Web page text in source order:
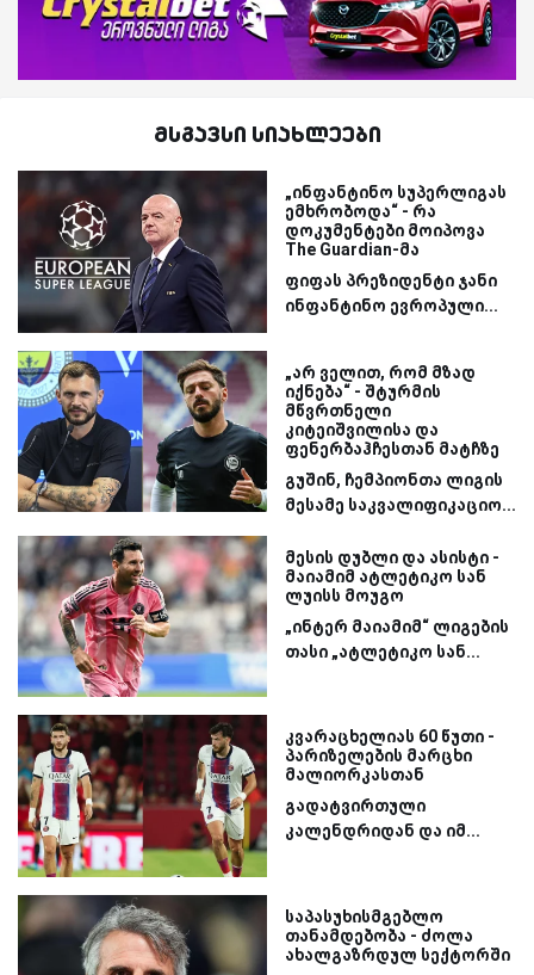
მსგავსი სიახლეები
„ინფანტინო სუპერლიგას
ემხრობოდა“ - რა
დოკუმენტები მოიპოვა
The Guardian-მა
ფიფას პრეზიდენტი ჯანი
ინფანტინო ევროპული...
„არ ველით, რომ მზად
იქნება“ - შტურმის
მწვრთნელი
კიტეიშვილისა და
ფენერბაჰჩესთან მატჩზე
გუშინ, ჩემპიონთა ლიგის
მესამე საკვალიფიკაციო...
მესის დუბლი და ასისტი -
მაიამიმ ატლეტიკო სან
ლუისს მოუგო
„ინტერ მაიამიმ“ ლიგების
თასი „ატლეტიკო სან...
კვარაცხელიას 60 წუთი -
პარიზელების მარცხი
მალიორკასთან
გადატვირთული
კალენდრიდან და იმ...
საპასუხისმგებლო
თანამდებობა - ძოლა
ახალგაზრდულ სექტორში